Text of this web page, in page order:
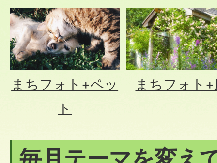
まちフォト+ペッ
ト
まちフォト